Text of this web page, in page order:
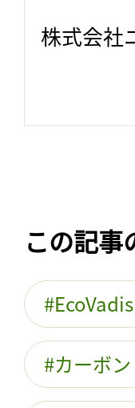
株式会社
この記事
EcoVadis
カーボ